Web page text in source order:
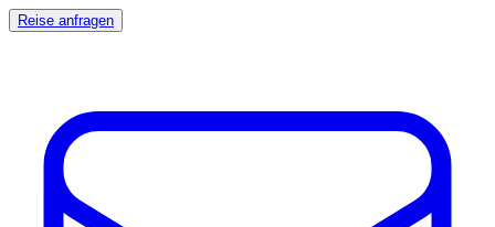
Reise anfragen